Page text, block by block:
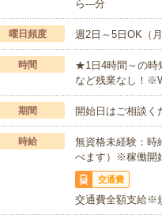
ら---分
曜日頻度 週2日～5日OK（
時間
★1日4時間～の時
など残業なし！
期間 開始日はご相談
時給
無資格未経験：
べます）※稼働開
交通費
交通費全額支給※